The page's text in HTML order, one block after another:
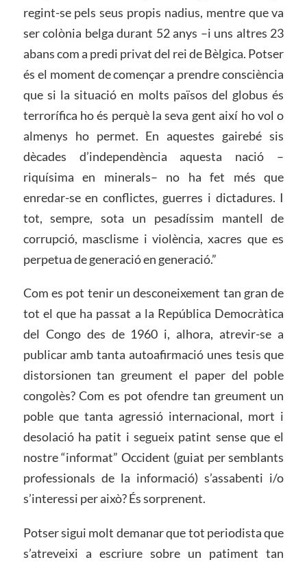
regint-se pels seus propis nadius, mentre que va
ser colònia belga durant 52 anys –i uns altres 23
abans com a predi privat del rei de Bèlgica. Potser
és el moment de començar a prendre consciència
que si la situació en molts països del globus és
terrorífica ho és perquè la seva gent així ho vol o
almenys ho permet. En aquestes gairebé sis
dècades d’independència aquesta nació –
riquísima en minerals– no ha fet més que
enredar-se en conflictes, guerres i dictadures. I
tot, sempre, sota un pesadíssim mantell de
corrupció, masclisme i violència, xacres que es
perpetua de generació en generació.”
Com es pot tenir un desconeixement tan gran de
tot el que ha passat a la República Democràtica
del Congo des de 1960 i, alhora, atrevir-se a
publicar amb tanta autoafirmació unes tesis que
distorsionen tan greument el paper del poble
congolès? Com es pot ofendre tan greument un
poble que tanta agressió internacional, mort i
desolació ha patit i segueix patint sense que el
nostre “informat” Occident (guiat per semblants
professionals de la informació) s’assabenti i/o
s’interessi per això? És sorprenent.
Potser sigui molt demanar que tot periodista que
s’atreveixi a escriure sobre un patiment tan